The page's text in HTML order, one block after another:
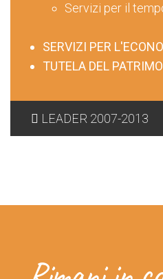
Servizi per il
SERVIZI PER
TUTELA DEL
LEADER 2007-2013